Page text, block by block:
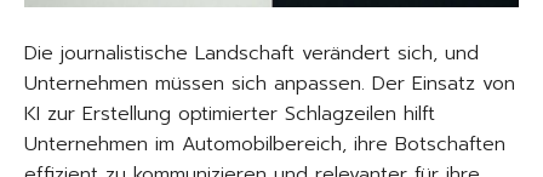
Die journalistische Landschaft verändert sich, und
Unternehmen müssen sich anpassen. Der Einsatz von
KI zur Erstellung optimierter Schlagzeilen hilft
Unternehmen im Automobilbereich, ihre Botschaften